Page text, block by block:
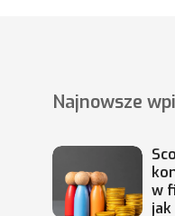
Najnowsze
w
jak